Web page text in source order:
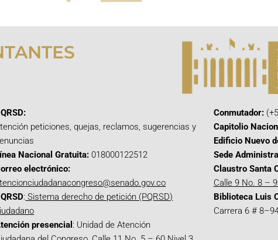
peticiones, quejas, reclamos, sugerencias y
Nacional Gratuita: 018000122512
electrónico:
: Sistema derecho de petición (PQRSD)
presencial : Unidad de Atención
Conmutador:
Capitolio
Edificio Nuevo
Sede
Claustro Santa
Calle 9 No. 8 –
Biblioteca Luis
Carrera 6 #